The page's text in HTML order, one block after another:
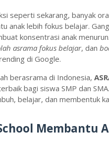
seperti sekarang, banyak
anak lebih fokus belajar.
konsentrasi anak
asrama fokus belajar, dan
di Google.
berasrama di Indonesia,
bagi siswa SMP dan
belajar, dan membentuk
Membantu